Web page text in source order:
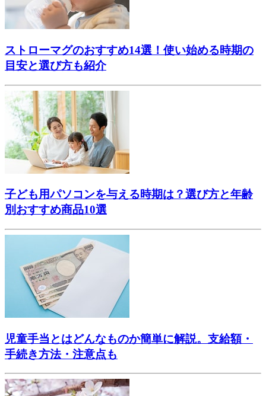
ストローマグのおすすめ14選！使い始める時期の
目安と選び方も紹介
子ども用パソコンを与える時期は？選び方と年齢
別おすすめ商品10選
児童手当とはどんなものか簡単に解説。支給額・
手続き方法・注意点も